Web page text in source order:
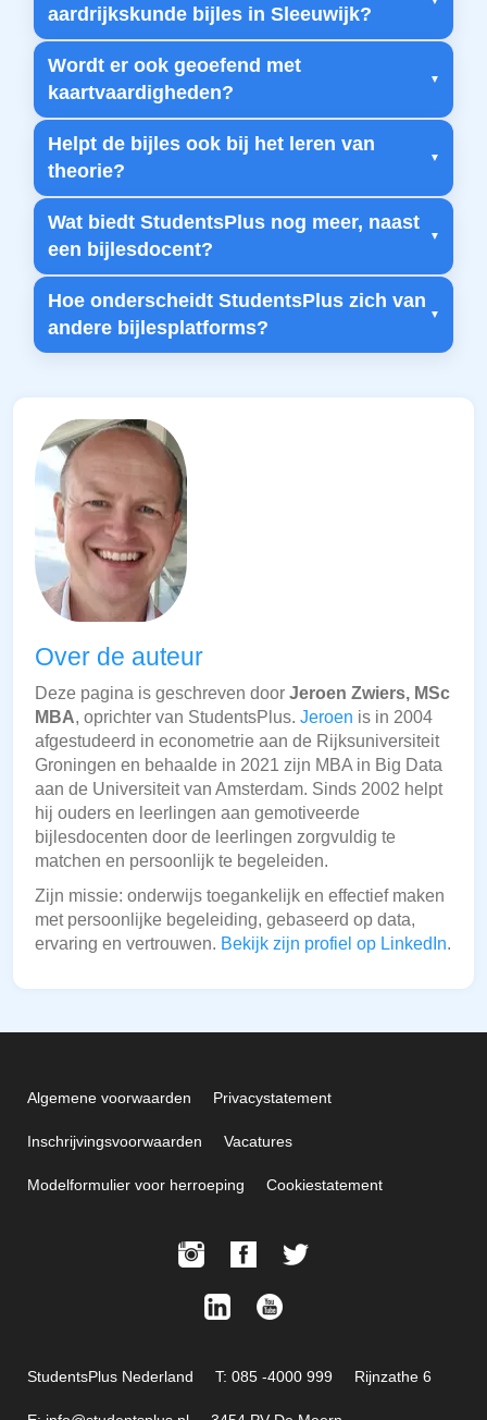
aardrijkskunde bijles in Sleeuwijk?
Wordt er ook geoefend met
kaartvaardigheden?
Helpt de bijles ook bij het leren van
theorie?
Wat biedt StudentsPlus nog meer, naast
een bijlesdocent?
Hoe onderscheidt StudentsPlus zich van
andere bijlesplatforms?
Over de auteur
Deze pagina is geschreven door Jeroen Zwiers, MSc
MBA, oprichter van StudentsPlus. Jeroen is in 2004
afgestudeerd in econometrie aan de Rijksuniversiteit
Groningen en behaalde in 2021 zijn MBA in Big Data
aan de Universiteit van Amsterdam. Sinds 2002 helpt
hij ouders en leerlingen aan gemotiveerde
bijlesdocenten door de leerlingen zorgvuldig te
matchen en persoonlijk te begeleiden.
Zijn missie: onderwijs toegankelijk en effectief maken
met persoonlijke begeleiding, gebaseerd op data,
ervaring en vertrouwen. Bekijk zijn profiel op LinkedIn.
Algemene voorwaarden Privacystatement
Inschrijvingsvoorwaarden Vacatures
Modelformulier voor herroeping Cookiestatement
StudentsPlus Nederland T: 085 -4000 999 Rijnzathe 6